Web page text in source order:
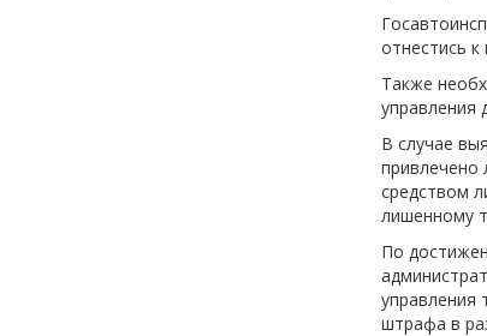
отнестись
Также
управления
В случае
привлечено
средством
лишенному
По
управления
штрафа в